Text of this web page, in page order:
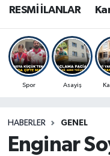
RESMİ İLANLAR
Spor Asayiş
HABERLER GENEL
Enginar
Gündem
Güncel
Spor Haberleri
Ulusal Haberler